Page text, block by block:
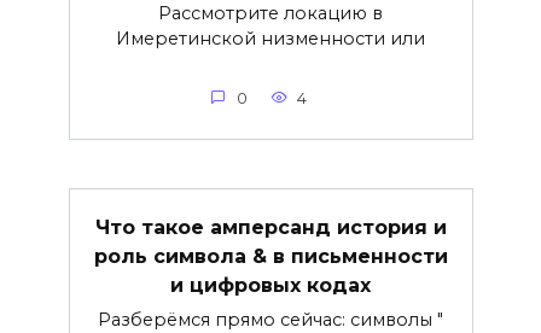
Рассмотрите локацию в
Имеретинской низменности или
0 4
Что такое амперсанд история и
роль символа & в письменности
и цифровых кодах
Разберёмся прямо сейчас: символы "